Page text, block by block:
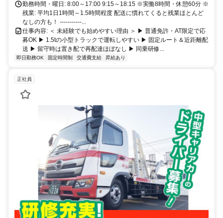
勤務時間・曜日: 8:00～17:00 9:15～18:15 ※実働8時間・休憩60分 ※
残業: 平均1日1時間～1.5時間程度 配送に慣れてくると残業ほとんど
なしの方も！ -----------...
仕事内容: ＜ 未経験でも始めやすい理由 ＞ ▶ 普通免許・AT限定で応
募OK ▶ 1.5tの小型トラックで運転しやすい ▶ 固定ルート＆近距離配
送 ▶ 留守時は置き配で再配達ほぼなし ▶ 同乗研修...
即日勤務OK 固定時間制 交通費支給 昇給あり
正社員